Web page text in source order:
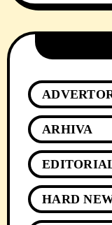
ARHIVA
HARD